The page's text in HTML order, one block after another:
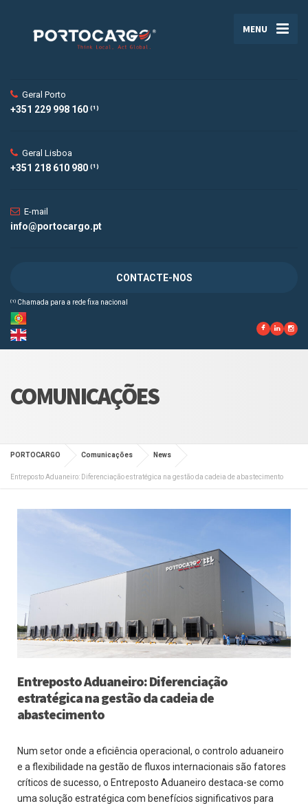
MENU
Geral Porto
+351 229 998 160 ⁽¹⁾
Geral Lisboa
+351 218 610 980 ⁽¹⁾
E-mail
info@portocargo.pt
CONTACTE-NOS
⁽¹⁾ Chamada para a rede fixa nacional
COMUNICAÇÕES
PORTOCARGO Comunicações News
Entreposto Aduaneiro: Diferenciação estratégica na gestão da cadeia de abastecimento
Entreposto Aduaneiro: Diferenciação
estratégica na gestão da cadeia de
abastecimento
Num setor onde a eficiência operacional, o controlo aduaneiro
e a flexibilidade na gestão de fluxos internacionais são fatores
críticos de sucesso, o Entreposto Aduaneiro destaca-se como
uma solução estratégica com benefícios significativos para